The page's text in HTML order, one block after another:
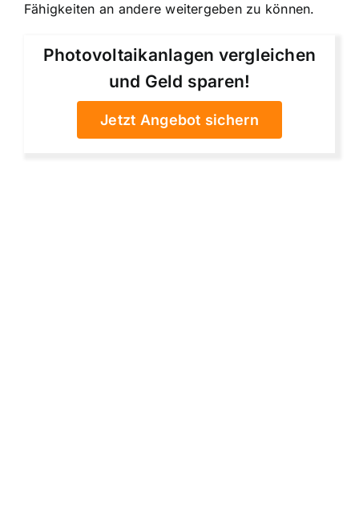
Fähigkeiten an andere weitergeben zu können.
Photovoltaikanlagen vergleichen
und Geld sparen!
Jetzt Angebot sichern